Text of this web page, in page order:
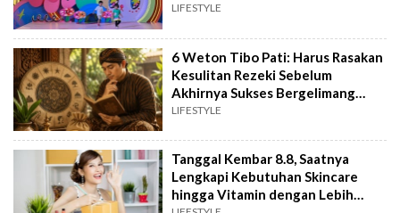
LIFESTYLE
6 Weton Tibo Pati: Harus Rasakan
Kesulitan Rezeki Sebelum
Akhirnya Sukses Bergelimang
Harta
LIFESTYLE
Tanggal Kembar 8.8, Saatnya
Lengkapi Kebutuhan Skincare
hingga Vitamin dengan Lebih